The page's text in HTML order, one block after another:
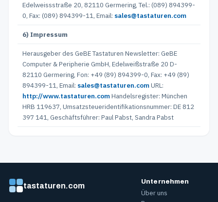
Edelweissstraße 20, 82110 Germering, Tel.: (089) 894399-
0, Fax: (089) 894399-11, Email: sales@tastaturen.com
6) Impressum
Herausgeber des GeBE Tastaturen Newsletter: GeBE
Computer & Peripherie GmbH, Edelweißstraße 20 D-
82110 Germering, Fon: +49 (89) 894399-0, Fax: +49 (89)
894399-11, Email: sales@tastaturen.comURL:
http://www.tastaturen.comHandelsregister: München
HRB 119637, Umsatzsteueridentifikationsnummer: DE 812
397 141, Geschäftsführer: Paul Pabst, Sandra Pabst
tastaturen.com Unternehmen
Über uns